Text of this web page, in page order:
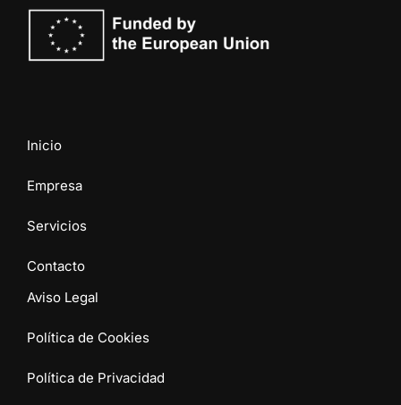
Inicio
Empresa
Servicios
Contacto
Aviso Legal
Política de Cookies
Política de Privacidad